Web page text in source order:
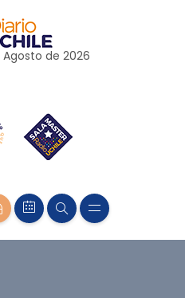
Agosto de 2026